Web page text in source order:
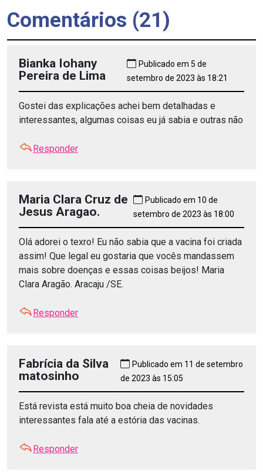
Comentários (21)
Bianka Iohany
Pereira de Lima
Publicado em 5 de
setembro de 2023 às 18:21
Gostei das explicações achei bem detalhadas e
interessantes, algumas coisas eu já sabia e outras não
Responder
Maria Clara Cruz de
Jesus Aragao.
Publicado em 10 de
setembro de 2023 às 18:00
Olá adorei o texro! Eu não sabia que a vacina foi criada
assim! Que legal eu gostaria que vocês mandassem
mais sobre doenças e essas coisas beijos! Maria
Clara Aragão. Aracaju /SE.
Responder
Fabrícia da Silva
matosinho
Publicado em 11 de setembro
de 2023 às 15:05
Está revista está muito boa cheia de novidades
interessantes fala até a estória das vacinas.
Responder